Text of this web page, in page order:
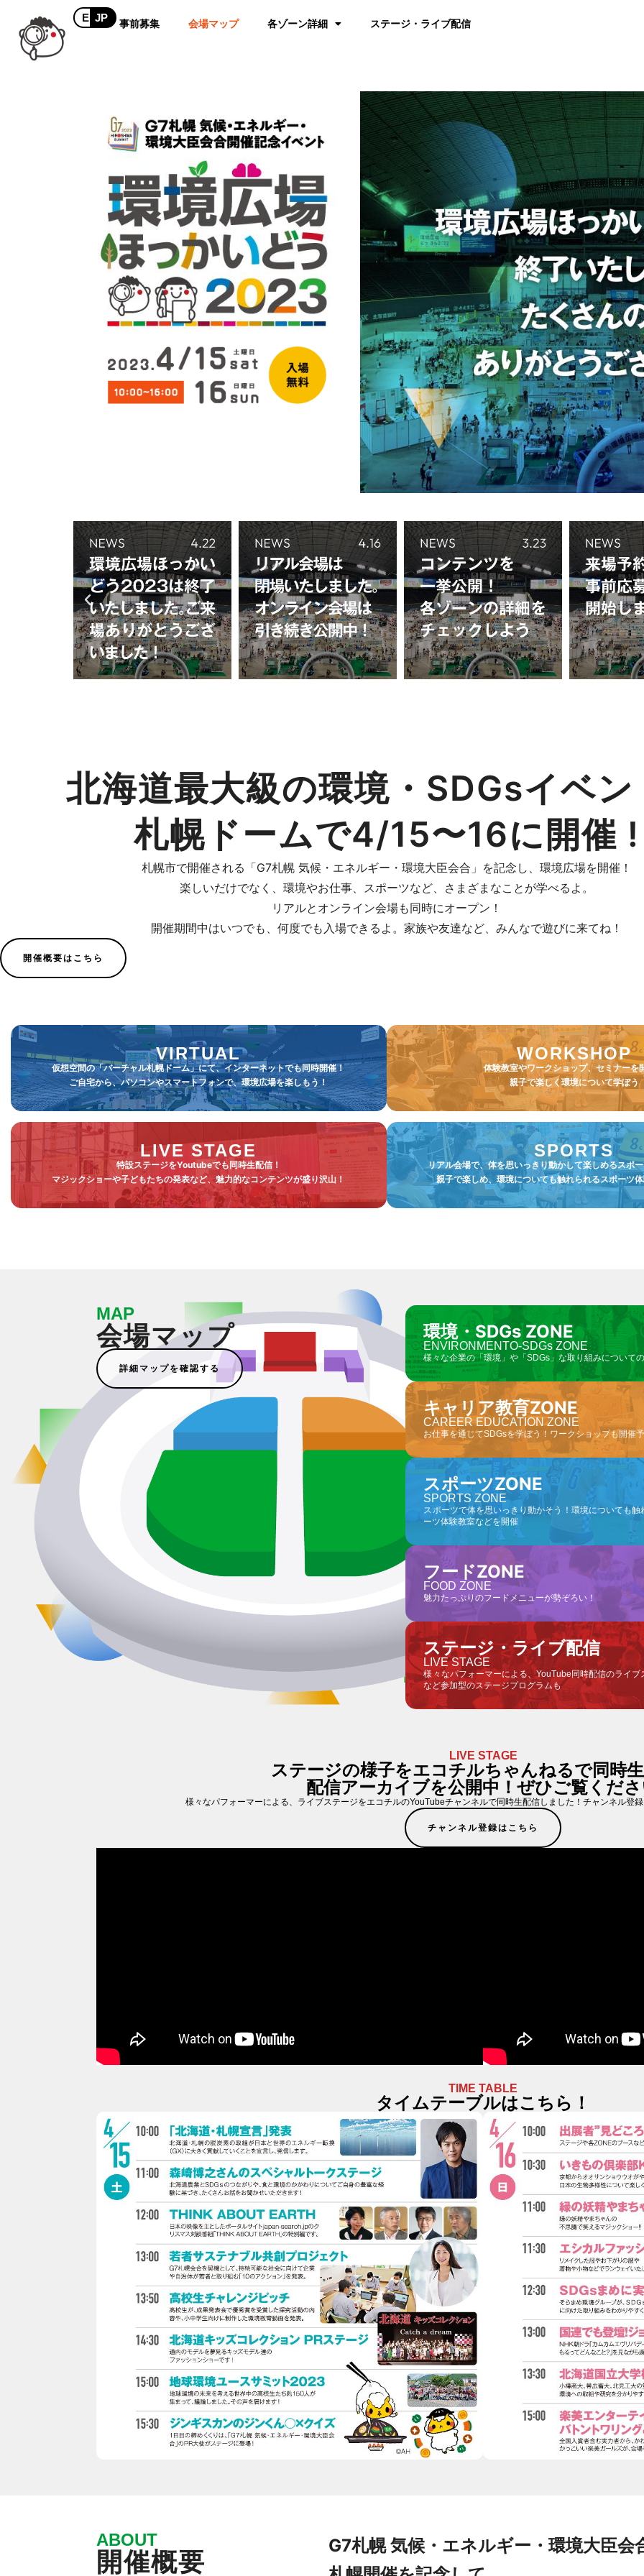
ENJP 事前募集 会場マップ 各ゾーン詳細 ステージ・ライブ配信
北海道最大級の環境・SDGsイベン
札幌ドームで4/15〜16に開催 !
札幌市で開催される「G7札幌 気候・エネルギー・環境大臣会合」を記念し、環境広場を開催！
楽しいだけでなく、環境やお仕事、スポーツなど、さまざまなことが学べるよ。
リアルとオンライン会場も同時にオープン！
開催期間中はいつでも、何度でも入場できるよ。家族や友達など、みんなで遊びに来てね！
開催概要はこちら
VIRTUAL
仮想空間の「バーチャル札幌ドーム」にて、インターネットでも同時開催！
ご自宅から、パソコンやスマートフォンで、環境広場を楽しもう！
WORKSHOP
体験教室やワークショップ、セミナーを
親子で楽しく環境について学ぼう
LIVE STAGE
特設ステージをYoutubeでも同時生配信！
マジックショーや子どもたちの発表など、魅力的なコンテンツが盛り沢山！
SPORTS
リアル会場で、体を思いっきり動かして楽しめるスポ
親子で楽しめ、環境についても触れられるスポーツ
MAP
会場マップ
詳細マップを確認する
環境・SDGs ZONE
ENVIRONMENTO-SDGs ZONE
様々な企業の「環境」や「SDGs」な取り組みについて
キャリア教育ZONE
CAREER EDUCATION ZONE
お仕事を通じてSDGsを学ぼう！ワークショップも開催
スポーツZONE
SPORTS ZONE
スポーツで体を思いっきり動かそう！環境についても
ーツ体験教室などを開催
フードZONE
FOOD ZONE
魅力たっぷりのフードメニューが勢ぞろい！
ステージ・ライブ配信
LIVE STAGE
様々なパフォーマーによる、YouTube同時配信のライ
など参加型のステージプログラムも
LIVE STAGE
ステージの様子をエコチルちゃんねるで同時
配信アーカイブを公開中！ぜひご覧くだ
様々なパフォーマーによる、ライブステージをエコチルのYouTubeチャンネルで同時生配信しました！チャンネル登
チャンネル登録はこちら
TIME TABLE
タイムテーブルはこちら！
ABOUT
開催概要
G7札幌 気候・エネルギー・環境大臣会